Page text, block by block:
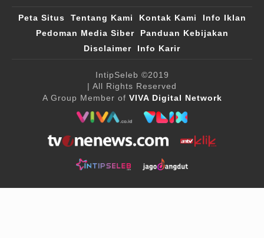
Peta Situs Tentang Kami Kontak Kami
Info Iklan
Pedoman Media Siber
Panduan Kebijakan
Disclaimer
Info Karir
IntipSeleb ©2019
| All Rights Reserved
A Group Member of VIVA Digital Network